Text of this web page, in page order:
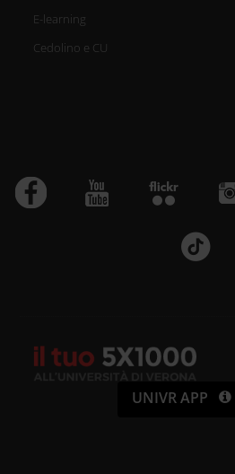
E-learning
Cedolino e CU
UNIVR APP